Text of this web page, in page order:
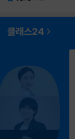
클래스24